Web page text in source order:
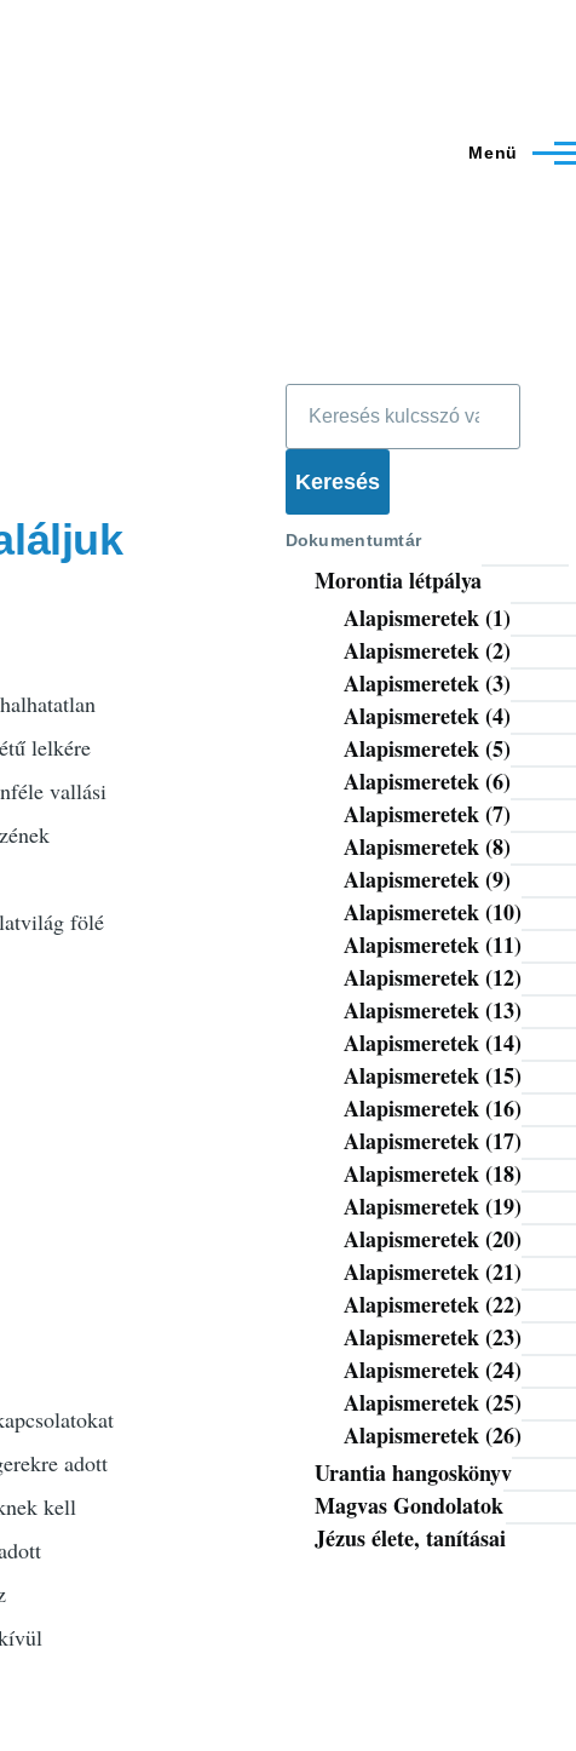
Menü
lelkére
vallási
fölé
adott
kell
Dokumentumtár
Morontia létpálya
Alapismeretek (1)
Alapismeretek (2)
Alapismeretek (3)
Alapismeretek (4)
Alapismeretek (5)
Alapismeretek (6)
Alapismeretek (7)
Alapismeretek (8)
Alapismeretek (9)
Alapismeretek (10)
Alapismeretek (11)
Alapismeretek (12)
Alapismeretek (13)
Alapismeretek (14)
Alapismeretek (15)
Alapismeretek (16)
Alapismeretek (17)
Alapismeretek (18)
Alapismeretek (19)
Alapismeretek (20)
Alapismeretek (21)
Alapismeretek (22)
Alapismeretek (23)
Alapismeretek (24)
Alapismeretek (25)
Alapismeretek (26)
Urantia hangoskönyv
Magvas Gondolatok
Jézus élete, tanításai